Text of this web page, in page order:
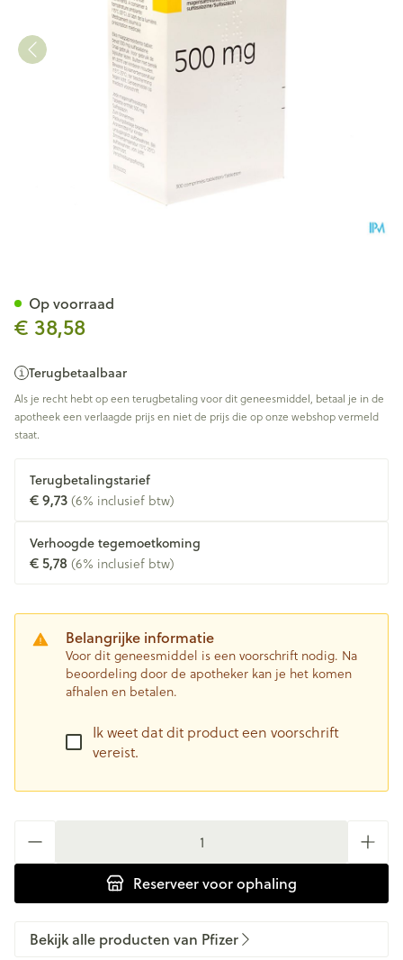
€ 38,58
Terugbetaalbaar
Als je recht hebt op een terugbetaling voor dit geneesmiddel, betaal je in de
apotheek een verlaagde prijs en niet de prijs die op onze webshop vermeld
staat.
Terugbetalingstarief
€ 9,73 (6% inclusief btw)
Verhoogde tegemoetkoming
€ 5,78 (6% inclusief btw)
Belangrijke informatie
Voor dit geneesmiddel is een voorschrift nodig. Na
beoordeling door de apotheker kan je het komen
afhalen en betalen.
Ik weet dat dit product een voorschrift
vereist.
Reserveervoor ophaling
Op voorraad
Bekijk alle producten van Pfizer